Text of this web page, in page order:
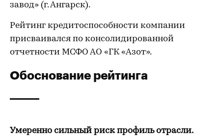
завод» (г. Ангарск).
Рейтинг кредитоспособности компании
присваивался по консолидированной
отчетности МСФО АО «ГК «Азот».
Обоснование рейтинга
Умеренно сильный риск профиль отрасли.